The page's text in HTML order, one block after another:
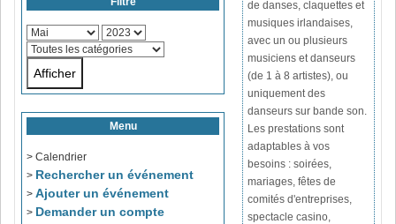
Menu
> Calendrier
> Rechercher un événement
> Ajouter un événement
> Demander un compte
de danses, claquettes et
musiques irlandaises,
avec un ou plusieurs
musiciens et danseurs
(de 1 à 8 artistes), ou
uniquement des
danseurs sur bande son.
Les prestations sont
adaptables à vos
besoins : soirées,
mariages, fêtes de
comités d'entreprises,
spectacle casino,